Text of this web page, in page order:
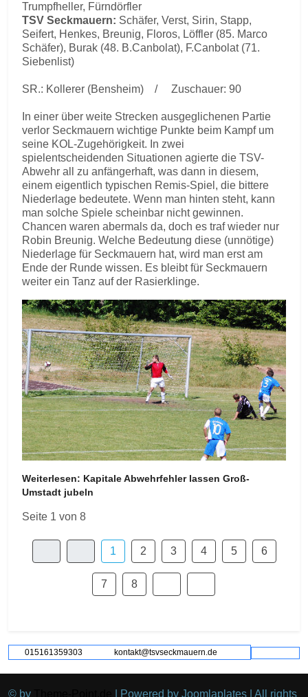
Trumpfheller, Fürndörfler
TSV Seckmauern: Schäfer, Verst, Sirin, Stapp,
Seifert, Henkes, Breunig, Floros, Löffler (85. Marco
Schäfer), Burak (48. B.Canbolat), F.Canbolat (71.
Siebenlist)
SR.: Kollerer (Bensheim) / Zuschauer: 90
In einer über weite Strecken ausgeglichenen Partie
verlor Seckmauern wichtige Punkte beim Kampf um
seine KOL-Zugehörigkeit. In zwei
spielentscheidenden Situationen agierte die TSV-
Abwehr all zu anfängerhaft, was dann in diesem,
einem eigentlich typischen Remis-Spiel, die bittere
Niederlage bedeutete. Wenn man hinten steht, kann
man solche Spiele scheinbar nicht gewinnen.
Chancen waren abermals da, doch es traf wieder nur
Robin Breunig. Welche Bedeutung diese (unnötige)
Niederlage für Seckmauern hat, wird man erst am
Ende der Runde wissen. Es bleibt für Seckmauern
weiter ein Tanz auf der Rasierklinge.
Weiterlesen: Kapitale Abwehrfehler lassen Groß-
Umstadt jubeln
Seite 1 von 8
1 2 3 4 5 6
7 8
015161359303 kontakt@tsvseckmauern.de
© by | Powered by Joomlaplates | All rights